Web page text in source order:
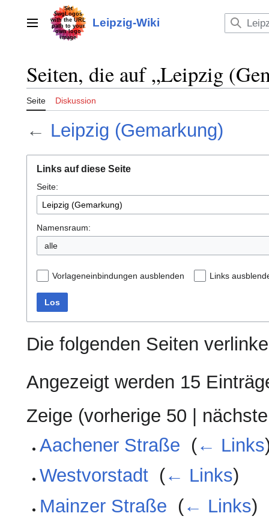
Inhalt
HauptmenüLeipzig-Wiki
Seiten, die auf „Leipzig
Seite Diskussion
← Leipzig (Gemarkung)
Links auf diese Seite
Seite:
Namensraum:
alle
Vorlageneinbindungen ausblenden Links
Los
Die folgenden Seiten
Angezeigt werden 15
Zeige (vorherige 50
Aachener Straße (← Links
Westvorstadt (← Links)
Mainzer Straße (← Links)